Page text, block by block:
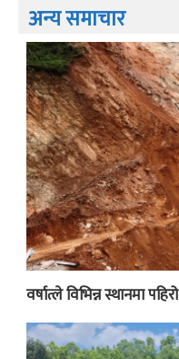
अन्य समाचार
वर्षात्ले विभिन्न स्थानमा पहिरो